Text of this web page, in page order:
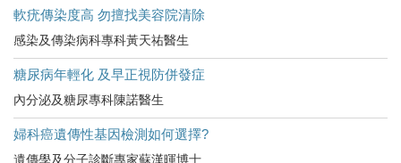
軟疣傳染度高 勿擅找美容院清除
感染及傳染病科專科黃天祐醫生
糖尿病年輕化 及早正視防併發症
內分泌及糖尿專科陳諾醫生
婦科癌遺傳性基因檢測如何選擇?
遺傳學及分子診斷專家蘇漢暉博士